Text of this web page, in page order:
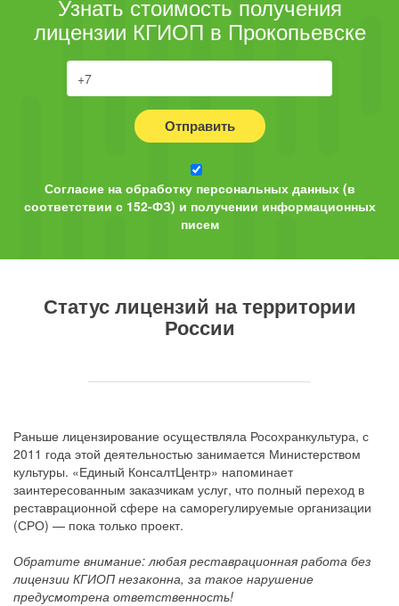
Узнать стоимость получения
лицензии КГИОП в Прокопьевске
Отправить
Согласие на обработку персональных данных (в
соответствии с 152-ФЗ) и получении информационных
писем
Статус лицензий на территории
России
Раньше лицензирование осуществляла Росохранкультура, с
2011 года этой деятельностью занимается Министерством
культуры. «Единый КонсалтЦентр» напоминает
заинтересованным заказчикам услуг, что полный переход в
реставрационной сфере на саморегулируемые организации
(СРО) — пока только проект.
Обратите внимание: любая реставрационная работа без
лицензии КГИОП незаконна, за такое нарушение
предусмотрена ответственность!